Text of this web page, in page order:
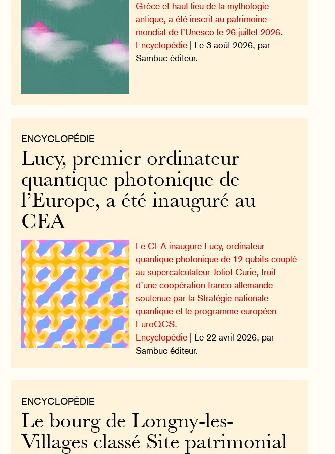
Grèce et haut lieu de la mythologie
antique, a été inscrit au patrimoine
mondial de l’Unesco le 26 juillet 2026.
Encyclopédie| Le 3 août 2026, par
Sambuc éditeur.
ENCYCLOPÉDIE
Lucy, premier ordinateur
quantique photonique de
l’Europe, a été inauguré au
CEA
Le CEA inaugure Lucy, ordinateur
quantique photonique de 12 qubits couplé
au supercalculateur Joliot-Curie, fruit
d’une coopération franco-allemande
soutenue par la Stratégie nationale
quantique et le programme européen
EuroQCS.
Encyclopédie| Le 22 avril 2026, par
Sambuc éditeur.
ENCYCLOPÉDIE
Le bourg de Longny-les-
Villages classé Site patrimonial